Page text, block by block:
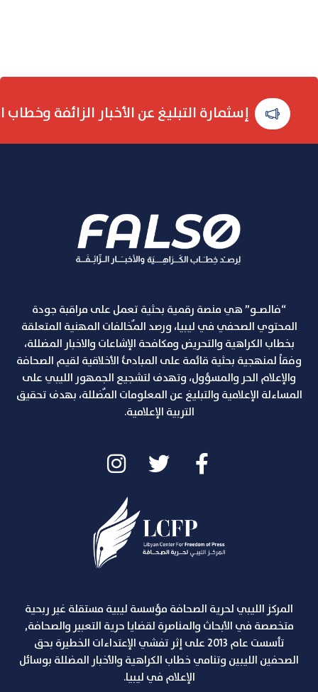
إسثمارة التبليغ عن الأخبار الزائفة وخطاب
“فالصـو” هي منصة رقمية بحثية تعمل على مراقبة جودة
المحتوي الصحفي في ليبيا، ورصد المٌخالفات المهنية المتعلقة
بخطاب الكراهية والتحريض ومكافحة الإشاعات والاخبار المضللة،
وفقاً لمنهجية بحثية قائمة على المبادئ الأخلاقية لقيم الصحافة
والإعلام الحر والمسؤول، وتهدف لتشجيع الجمهور الليبي على
المساءلة الإعلامية والتبليغ عن المعلومات المٌضللة، بهدف تحقيق
التربية الإعلامية.
المركز الليبي لحرية الصحافة مؤسسة ليبية مستقلة غير ربحية
متخصصة في الأبحاث والمناصرة لقضايا حرية التعبير والصحافة,
تأسست عام 2013 على إثر تفشي الإعتداءات الخطيرة بحق
الصحفين الليبين وتنامي خطاب الكراهية والأخبار المضللة بوسائل
الإعلام في ليبيا.